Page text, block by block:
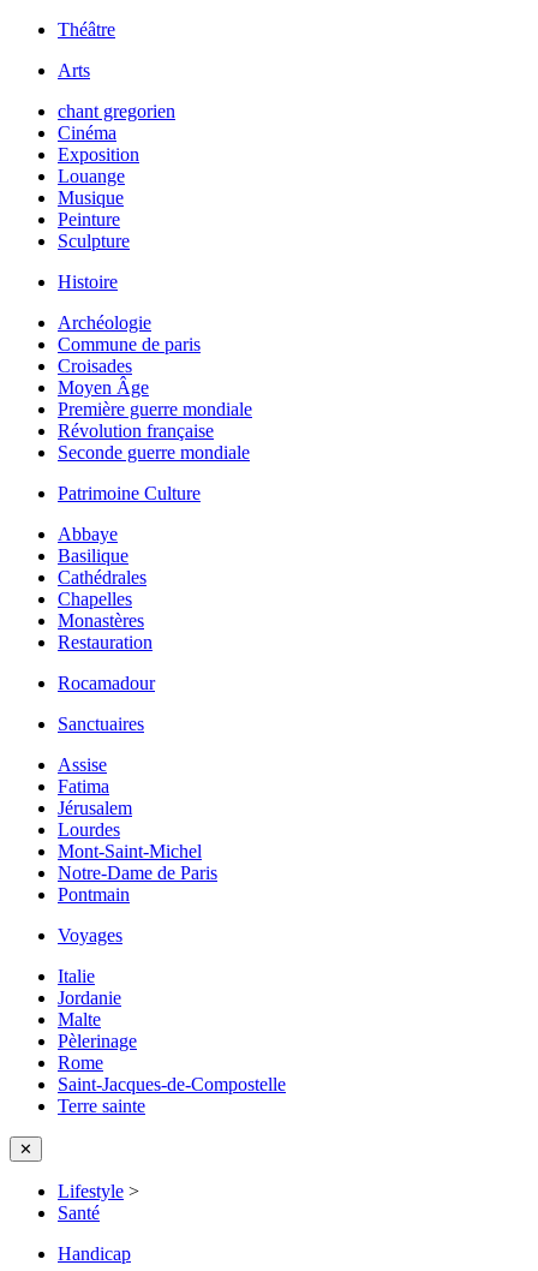
Théâtre
Arts
chant gregorien
Cinéma
Exposition
Louange
Musique
Peinture
Sculpture
Histoire
Archéologie
Commune de paris
Croisades
Moyen Âge
Première guerre mondiale
Révolution française
Seconde guerre mondiale
Patrimoine Culture
Abbaye
Basilique
Cathédrales
Chapelles
Monastères
Restauration
Rocamadour
Sanctuaires
Assise
Fatima
Jérusalem
Lourdes
Mont-Saint-Michel
Notre-Dame de Paris
Pontmain
Voyages
Italie
Jordanie
Malte
Pèlerinage
Rome
Saint-Jacques-de-Compostelle
Terre sainte
✕
Lifestyle >
Santé
Handicap